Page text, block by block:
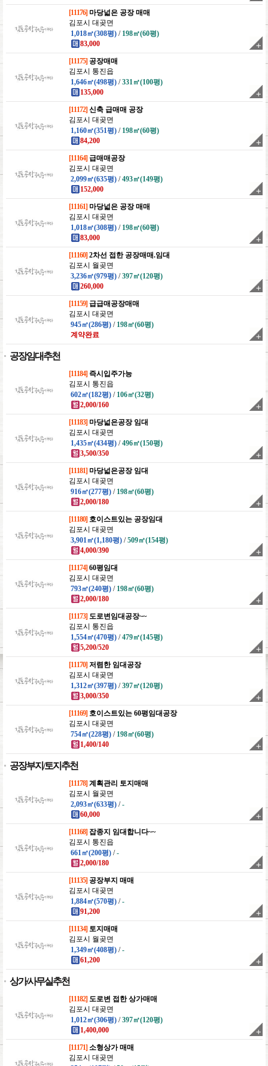
[11176] 마당넓은 공장 매매
김포시 대곶면
1,018㎡(308평) / 198㎡(60평)
83,000
[11175] 공장매매
김포시 통진읍
1,646㎡(498평) /331㎡(100평)
135,000
[11172] 신축 급매매 공장
김포시 대곶면
1,160㎡(351평) / 198㎡(60평)
84,200
[11164] 급매매공장
김포시 대곶면
2,099㎡(635평) /493㎡(149평)
152,000
[11161] 마당넓은 공장 매매
김포시 대곶면
1,018㎡(308평) / 198㎡(60평)
83,000
[11160] 2차선 접한 공장매매.임대
김포시 월곶면
3,236㎡(979평) /397㎡(120평)
260,000
[11159] 급급매공장매매
김포시 대곶면
945㎡(286평) / 198㎡(60평)
계약완료
공장임대추천
[11184] 즉시입주가능
김포시 통진읍
602㎡(182평) / 106㎡(32평)
2,000/160
[11183] 마당넓은공장 임대
김포시 대곶면
1,435㎡(434평) /496㎡(150평)
3,500/350
[11181] 마당넓은공장 임대
김포시 대곶면
916㎡(277평) / 198㎡(60평)
2,000/180
[11180] 호이스트있는 공장임대
김포시 대곶면
3,901㎡(1,180평) /509㎡(154평)
4,000/390
[11174] 60평임대
김포시 대곶면
793㎡(240평) / 198㎡(60평)
2,000/180
[11173] 도로변임대공장~~
김포시 통진읍
1,554㎡(470평) /479㎡(145평)
5,200/520
[11170] 저렴한 임대공장
김포시 대곶면
1,312㎡(397평) /397㎡(120평)
3,000/350
[11169] 호이스트있는 60평임대공장
김포시 대곶면
754㎡(228평) / 198㎡(60평)
1,400/140
공장부지/토지추천
[11178] 계획관리 토지매매
김포시 월곶면
2,093㎡(633평) /-
60,000
[11168] 잡종지 임대합니다~~
김포시 통진읍
661㎡(200평) /-
2,000/180
[11135] 공장부지 매매
김포시 대곶면
1,884㎡(570평) /-
91,200
[11134] 토지매매
김포시 월곶면
1,349㎡(408평) /-
61,200
상가/사무실추천
[11182] 도로변 접한 상가매매
김포시 대곶면
1,012㎡(306평) /397㎡(120평)
1,400,000
[11171] 소형상가 매매
김포시 대곶면